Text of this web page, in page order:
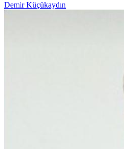
Demir Küçükaydın